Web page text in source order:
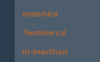
myzenful.nl
Tenstickers.nl
its-beautiful.nl